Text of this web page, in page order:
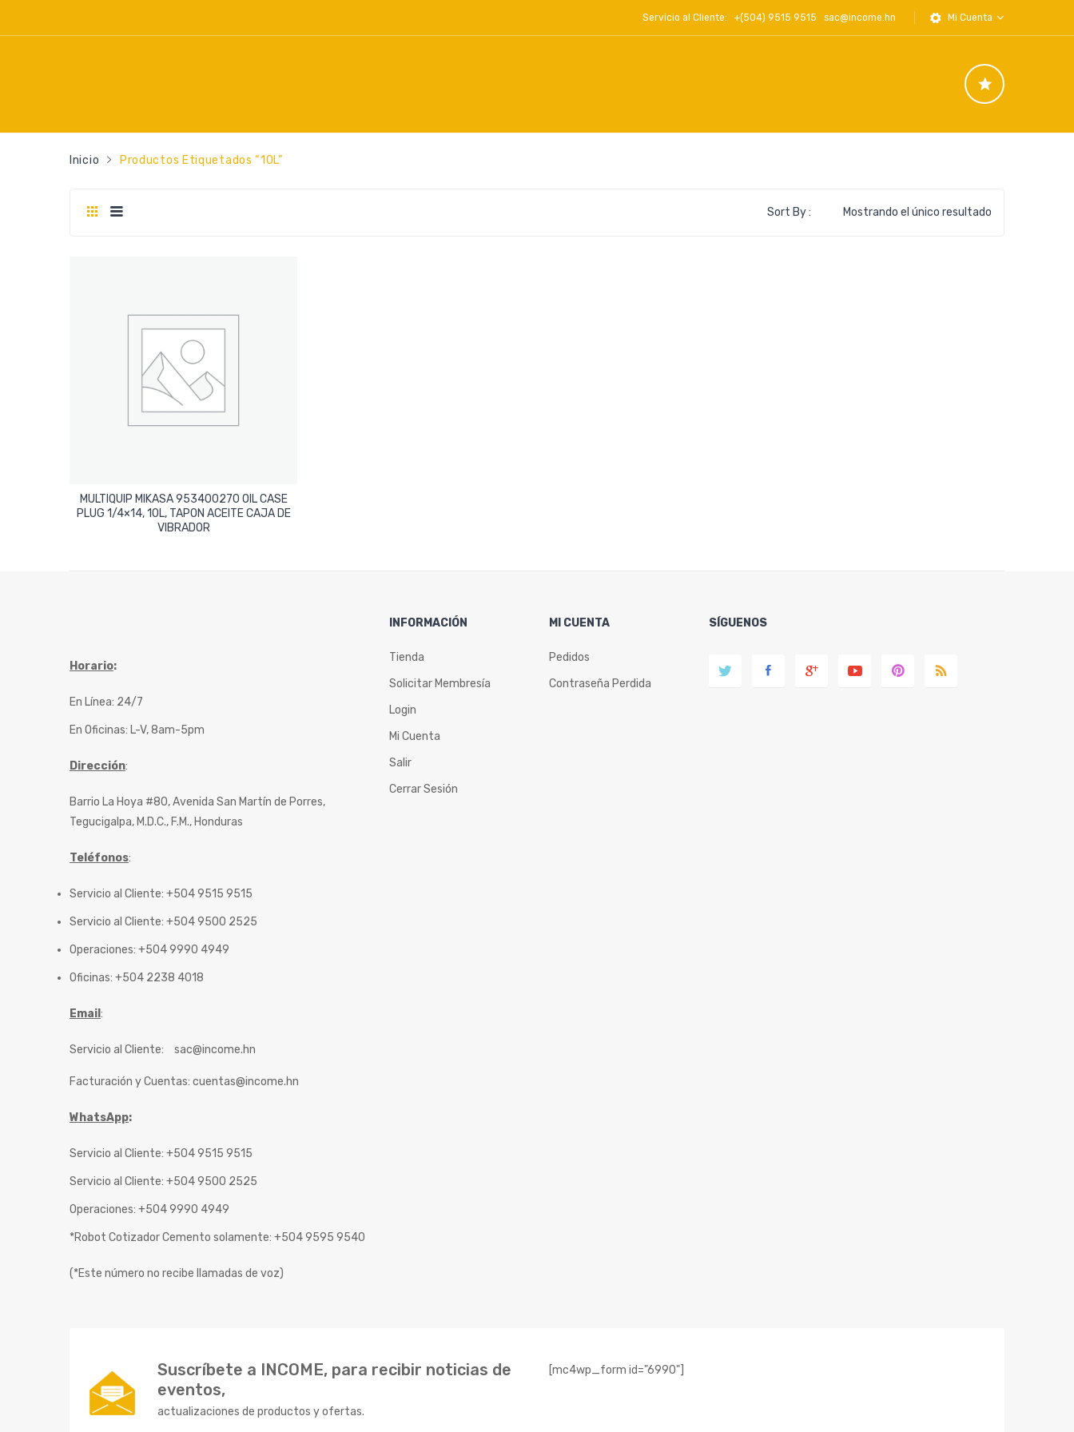
Servicio al Cliente: +(504) 9515 9515 sac@income.hn Mi Cuenta
Inicio Productos Etiquetados “10L”
Mostrando el único resultado
Sort By :
MULTIQUIP MIKASA 953400270 OIL CASE
PLUG 1/4×14, 10L, TAPON ACEITE CAJA DE
VIBRADOR
Leer Más
Horario:
En Línea: 24/7
En Oficinas: L-V, 8am-5pm
Dirección:
Barrio La Hoya #80, Avenida San Martín de Porres,
Tegucigalpa, M.D.C., F.M., Honduras
Teléfonos:
Servicio al Cliente: +504 9515 9515
Servicio al Cliente: +504 9500 2525
Operaciones: +504 9990 4949
Oficinas: +504 2238 4018
Email :
Servicio al Cliente: sac@income.hn
Facturación y Cuentas: cuentas@income.hn
WhatsApp:
Servicio al Cliente: +504 9515 9515
Servicio al Cliente: +504 9500 2525
Operaciones: +504 9990 4949
*Robot Cotizador Cemento solamente: +504 9595 9540
(*Este número no recibe llamadas de voz)
INFORMACIÓN
Tienda
Solicitar Membresía
Login
Mi Cuenta
Salir
Cerrar Sesión
MI CUENTA
Pedidos
Contraseña Perdida
SÍGUENOS
Suscríbete a INCOME, para recibir noticias de
eventos,
actualizaciones de productos y ofertas.
[mc4wp_form id="6990"]